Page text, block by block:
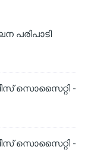
പരിപാടി
സൊസൈറ്റി -
സൊസൈറ്റി -